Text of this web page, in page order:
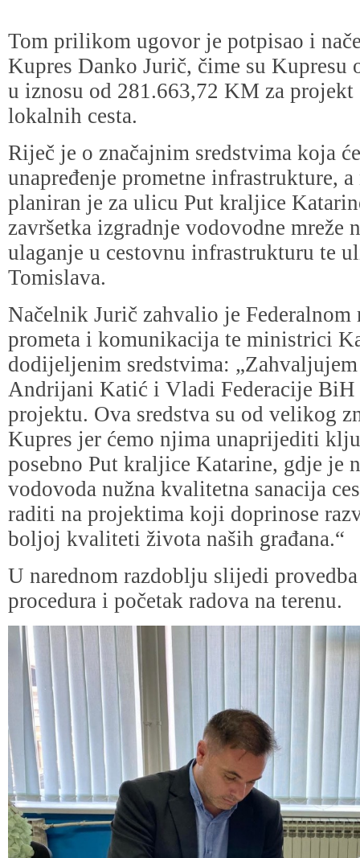
Tom prilikom ugovor je potpisao i
Kupres Danko Jurič, čime su Kupresu
u iznosu od 281.663,72 KM za
lokalnih cesta.
Riječ je o značajnim sredstvima koja
unapređenje prometne infrastrukture,
planiran je za ulicu Put kraljice
završetka izgradnje vodovodne mreže
ulaganje u cestovnu infrastrukturu te
Tomislava.
Načelnik Jurič zahvalio je Federalnom
prometa i komunikacija te ministrici
dodijeljenim sredstvima:
Andrijani Katić i Vladi Federacije BiH
projektu. Ova sredstva su od velikog
Kupres jer ćemo njima unaprijediti
posebno Put kraljice Katarine, gdje je
vodovoda nužna kvalitetna sanacija
raditi na projektima koji doprinose
boljoj kvaliteti života naših građana.“
U narednom razdoblju slijedi
procedura i početak radova na terenu.